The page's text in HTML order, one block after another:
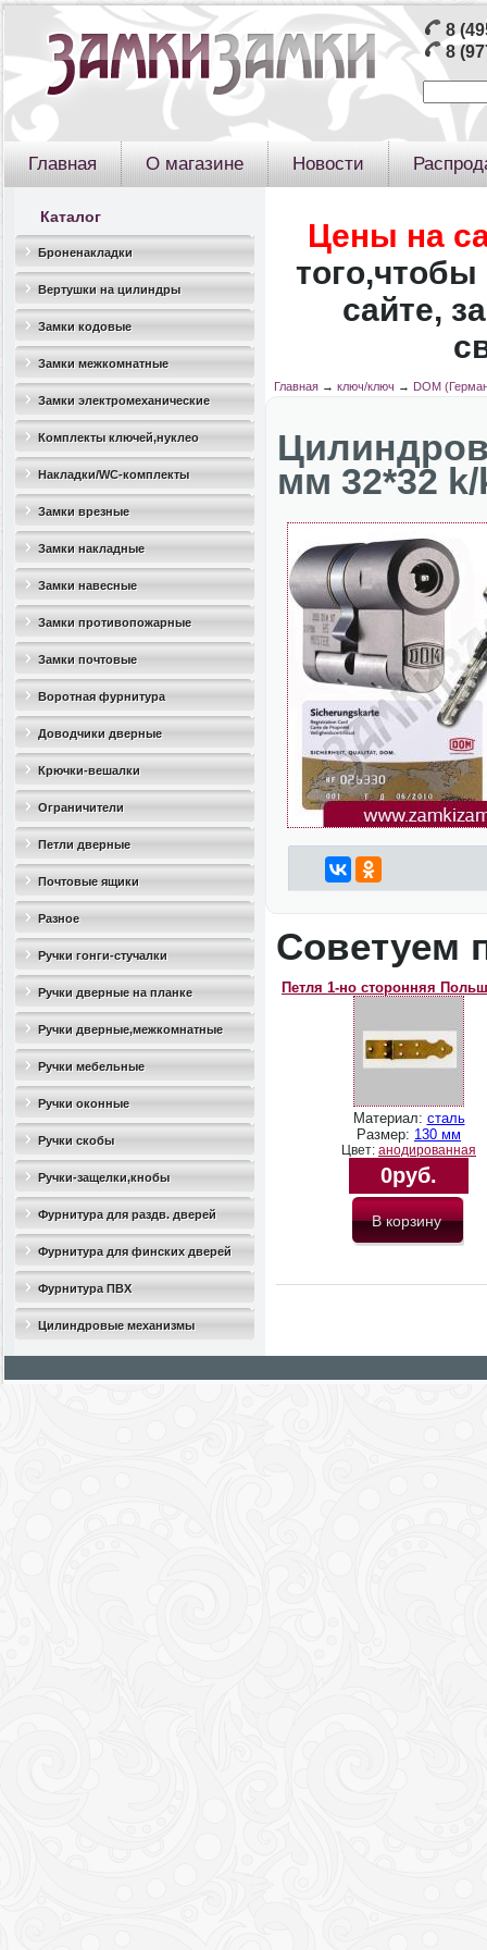
8
8
Главная О магазине Новости
Каталог
Броненакладки
Вертушки на цилиндры
Замки кодовые
Замки межкомнатные
Замки электромеханические
Комплекты ключей,нуклео
Накладки/WC-комплекты
Замки врезные
Замки накладные
Замки навесные
Замки противопожарные
Замки почтовые
Воротная фурнитура
Доводчики дверные
Крючки-вешалки
Ограничители
дверные(стопоры)
Петли дверные
Почтовые ящики
Разное
Ручки гонги-стучалки
Ручки дверные на планке
Ручки дверные,межкомнатные
Ручки мебельные
Ручки оконные
Ручки скобы
Ручки-защелки,кнобы
Фурнитура для раздв. дверей
Фурнитура для финских дверей
Фурнитура ПВХ
Цилиндровые механизмы
Цены на
того,чтобы
сайте,
Главная→ ключ/ключ → DOM
мм 32*32 k/
Советуем
Петля 1-но сторонняя
Материал: сталь
Размер: 130 мм
Цвет: анодированная
0руб.